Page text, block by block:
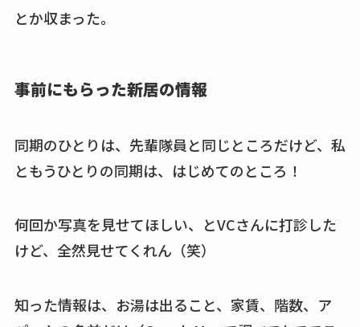
とか収まった。
事前にもらった新居の情報
同期のひとりは、先輩隊員と同じところだけど、私
ともうひとりの同期は、はじめてのところ！
何回か写真を見せてほしい、とVCさんに打診した
けど、全然見せてくれん（笑）
知った情報は、お湯は出ること、家賃、階数、ア